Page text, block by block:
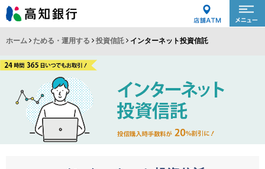
ホーム ためる・運用する 投資信託 インターネット投資信託